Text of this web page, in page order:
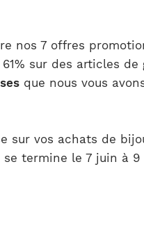
nos 7 offres
sur des articles
que nous vous
sur vos achats de
se termine le 7 juin à 9